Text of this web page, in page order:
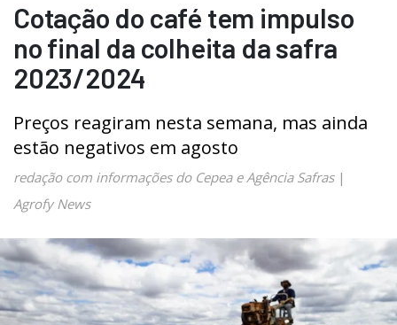
Cotação do café tem impulso
no final da colheita da safra
2023/2024
Preços reagiram nesta semana, mas ainda
estão negativos em agosto
redação com informações do Cepea e Agência Safras|
Agrofy News